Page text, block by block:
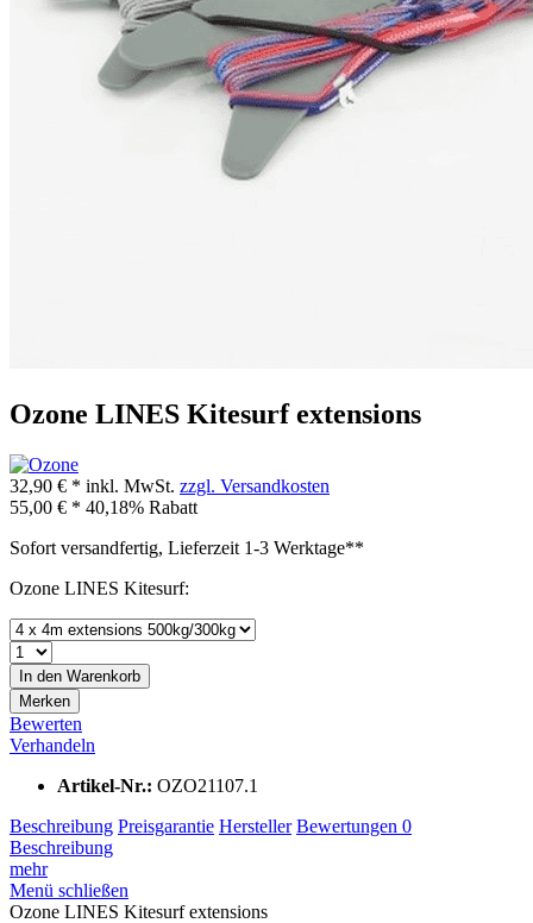
Ozone LINES Kitesurf extensions
32,90 € * inkl. MwSt. zzgl. Versandkosten
55,00 € * 40,18% Rabatt
Sofort versandfertig, Lieferzeit 1-3 Werktage**
Ozone LINES Kitesurf:
In den Warenkorb
Merken
Bewerten
Verhandeln
Artikel-Nr.: OZO21107.1
Beschreibung Preisgarantie Hersteller Bewertungen 0
Beschreibung
mehr
Menü schließen
Ozone LINES Kitesurf extensions